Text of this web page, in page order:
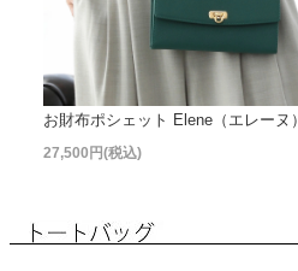
お財布ポシェット Elene（エレーヌ）
27,500円(税込)